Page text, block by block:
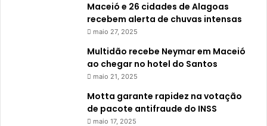
Maceió e 26 cidades de Alagoas
recebem alerta de chuvas intensas
maio 27, 2025
Multidão recebe Neymar em Maceió
ao chegar no hotel do Santos
maio 21, 2025
Motta garante rapidez na votação
de pacote antifraude do INSS
maio 17, 2025